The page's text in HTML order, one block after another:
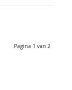
Pagina 1 van 2